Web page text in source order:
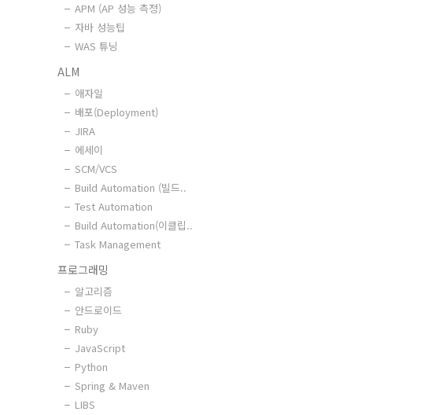
APM (AP 성능 측정)
자바 성능팁
WAS 튜닝
ALM
애자일
배포(Deployment)
JIRA
에세이
SCM/VCS
Build Automation (빌드..
Test Automation
Build Automation(이클립..
Task Management
프로그래밍
알고리즘
안드로이드
Ruby
JavaScript
Python
Spring & Maven
LIBS